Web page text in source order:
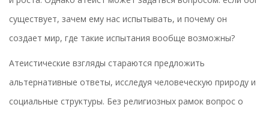
существует, зачем ему нас испытывать, и почему он
создает мир, где такие испытания вообще возможны?
Атеистические взгляды стараются предложить
альтернативные ответы, исследуя человеческую природу и
социальные структуры. Без религиозных рамок вопрос о